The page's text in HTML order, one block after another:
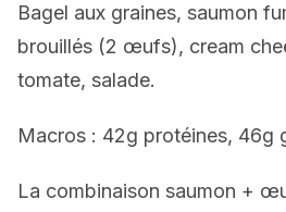
Bagel aux graines, saumon
brouillés (2 œufs), cream
tomate, salade.
Macros : 42g protéines, 46g
La combinaison saumon +